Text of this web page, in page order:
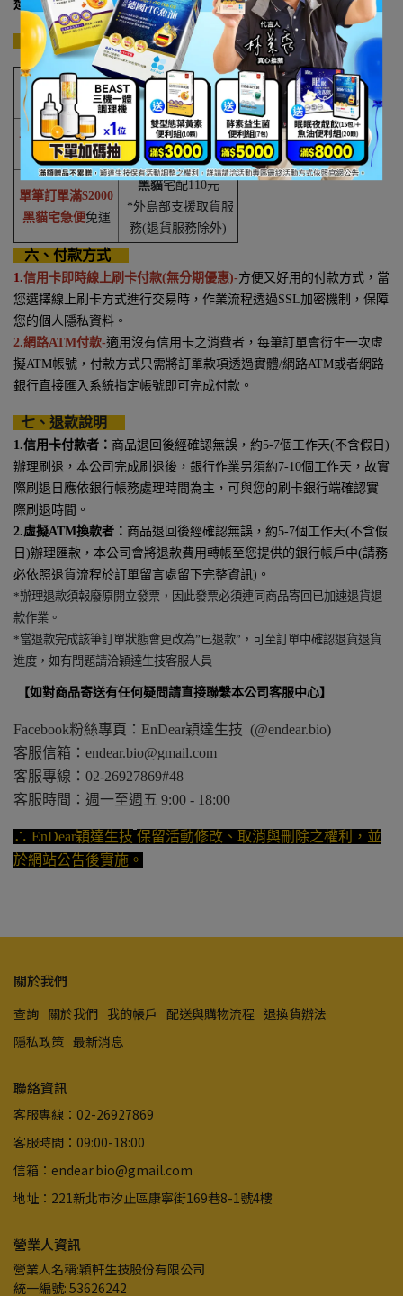
造成不便，敬請見諒!
五、寄送運費說明
免運條件
單筆訂單未達到
免運條件
單筆訂單滿$1000
超商取貨免運
超取65元
外島超取105 元
單筆訂單滿$2000
黑貓宅急便免運
黑貓宅配110元
*外島部支援取貨服
務(退貨服務除外)
六、付款方式
1.信用卡即時線上刷卡付款(無分期優惠)-方便又好用的付款方式，當
您選擇線上刷卡方式進行交易時，作業流程透過SSL加密機制，保障
您的個人隱私資料。
2.網路ATM付款-適用沒有信用卡之消費者，每筆訂單會衍生一次虛
擬ATM帳號，付款方式只需將訂單款項透過實體/網路ATM或者網路
銀行直接匯入系統指定帳號即可完成付款。
七、退款說明
1.信用卡付款者： 商品退回後經確認無誤，約5-7個工作天(不含假日 )
辦理刷退，本公司完成刷退後，銀行作業另須約7-10個工作天，故實
際刷退日應依銀行帳務處理時間為主，可與您的刷卡銀行端確認實
際刷退時間。
2.虛擬ATM換款者： 商品退回後經確認無誤，約5-7個工作天(不含假
日 )辦理匯款，本公司會將退款費用轉帳至您提供的銀行帳戶中(請務
必依照退貨流程於訂單留言處留下完整資訊 ) 。
*辦理退款須報廢原開立發票，因此發票必須連同商品寄回已加速退貨退
款作業。
*當退款完成該筆訂單狀態會更改為”已退款” ，可至訂單中確認退貨退貨
進度，如有問題請洽穎達生技客服人員
【如對商品寄送有任何疑問請直接聯繫本公司客服中心】
Facebook粉絲專頁： EnDear穎達生技 (@endear.bio)
客服信箱： endear.bio@gmail.com
客服專線： 02-26927869#48
客服時間：週一至週五 9:00 - 18:00
∴ EnDear穎達生技 保留活動修改、取消與刪除之權利，並
於網站公告後實施。
關於我們
查詢 關於我們 我的帳戶 配送與購物流程 退換貨辦法
隱私政策 最新消息
聯絡資訊
客服專線：02-26927869
客服時間：09:00-18:00
信箱：endear.bio@gmail.com
地址：221新北市汐止區康寧街169巷8-1號4樓
營業人資訊
營業人名稱:穎軒生技股份有限公司
統一編號: 53626242